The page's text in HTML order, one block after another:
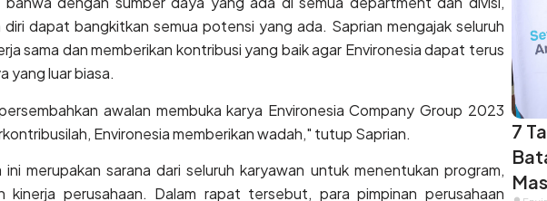
dapat bangkitkan semua potensi yang ada. Saprian mengajak seluruh
sama dan memberikan kontribusi yang baik agar Environesia dapat terus
yang luar biasa.
awalan membuka karya Environesia Company Group 2023
Environesia memberikan wadah," tutup Saprian.
merupakan sarana dari seluruh karyawan untuk menentukan program,
kinerja perusahaan. Dalam rapat tersebut, para pimpinan perusahaan
7